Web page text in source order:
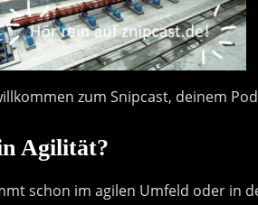
zum Snipcast, deinem
Agilität?
schon im agilen Umfeld oder in